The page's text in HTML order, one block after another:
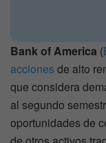
Bank of America (
accionesde alto
que considera
al segundo
oportunidades de